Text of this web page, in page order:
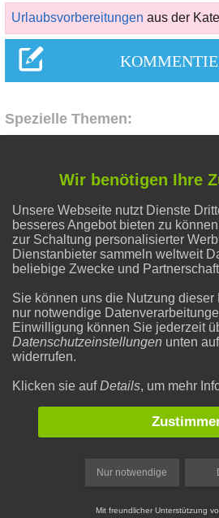
Urlaubsvorbereitungen aus der
Spezielle Themen:
Abnehmen
Natron und
Alternative
Gesunder Schlaf
Wir benötigen Ihre
Unsere Webseite nutzt Dienste
besseres Angebot bieten zu
zur Schaltung personalisierter
Dienstanbieter sammeln weltweit
beliebige Zwecke und
Sie können uns die Nutzung
nur notwendige
Einwilligung können Sie jederzeit
Datenschutzeinstellungen unten
widerrufen.
Klicken sie aufDetails, um mehr
Nur notwendige
Mit freundlicher Unterstützung